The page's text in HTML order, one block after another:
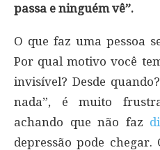
passa e ninguém vê”.
O que faz uma pessoa
Por qual motivo você
invisível? Desde
nada”, é muito
achando que não faz
depressão pode